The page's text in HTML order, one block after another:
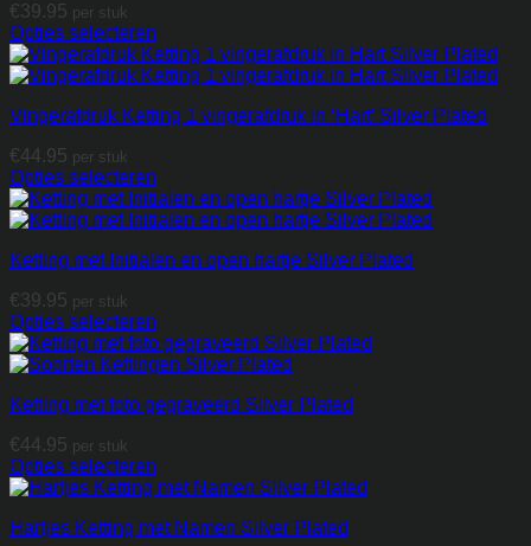
€39.95 per stuk
Opties selecteren
Vingerafdruk Ketting 1 vingerafdruk in ‘Hart’ Silver Plated
€44.95 per stuk
Opties selecteren
Ketting met Initialen en open hartje Silver Plated
€39.95 per stuk
Opties selecteren
Ketting met foto gegraveerd Silver Plated
€44.95 per stuk
Opties selecteren
Hartjes Ketting met Namen Silver Plated